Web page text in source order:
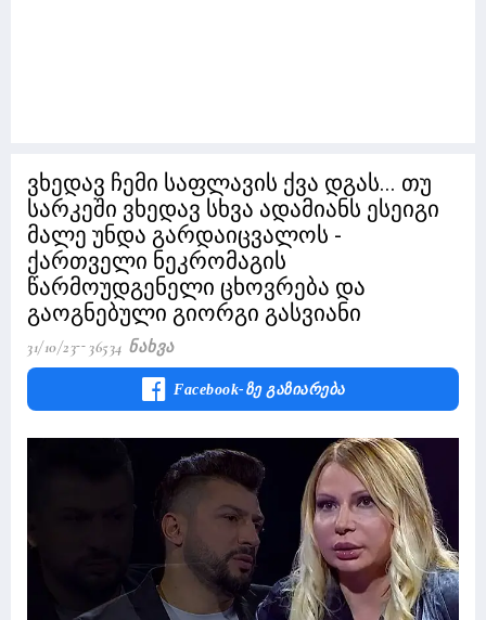
ვხედავ ჩემი საფლავის ქვა დგას... თუ
სარკეში ვხედავ სხვა ადამიანს ესეიგი
მალე უნდა გარდაიცვალოს -
ქართველი ნეკრომაგის
წარმოუდგენელი ცხოვრება და
გაოგნებული გიორგი გასვიანი
31/10/23 36534 Ნახვა
Facebook-Ზე Გაზიარება